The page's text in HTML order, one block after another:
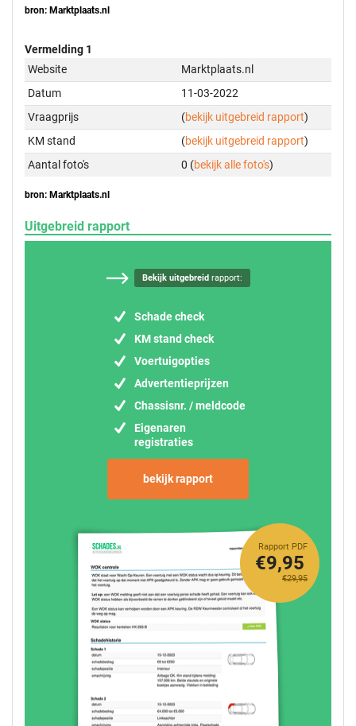
bron: Marktplaats.nl
Vermelding 1
Website
Marktplaats.nl
Datum
11-03-2022
Vraagprijs
(bekijk uitgebreid rapport)
KM stand
(bekijk uitgebreid rapport)
Aantal foto's
0 (bekijk alle foto's)
bron: Marktplaats.nl
Uitgebreid rapport
Bekijk uitgebreidrapport:
Schade check
KM stand check
Voertuigopties
Advertentieprijzen
Chassisnr. / meldcode
Eigenaren
registraties
bekijk rapport
Rapport PDF
€29,95
€9,95